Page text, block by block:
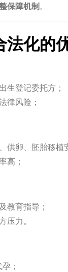
保障机制。
法化的
生登记委托方；
律风险；
供卵、胚胎移植
高；
教育指导；
压力。
；